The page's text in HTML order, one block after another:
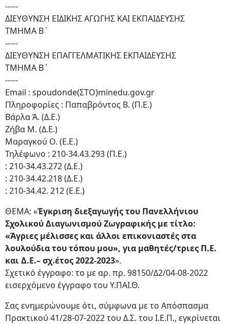
-----
ΔΙΕΥΘΥΝΣΗ ΕΙΔΙΚΗΣ ΑΓΩΓΗΣ ΚΑΙ ΕΚΠΑΙΔΕΥΣΗΣ
ΤΜΗΜΑ Β΄
-----
ΔΙΕΥΘΥΝΣΗ ΕΠΑΓΓΕΛΜΑΤΙΚΗΣ ΕΚΠΑΙΔΕΥΣΗΣ
ΤΜΗΜΑ Β΄
-----
Email : spoudonde(ΣΤΟ)minedu.gov.gr
Πληροφορίες : Παπαβρόντος Β. (Π.Ε.)
Βάρλα Ά. (Δ.Ε.)
Ζήβα Μ. (Δ.Ε.)
Μαραγκού Ο. (Ε.Ε.)
Τηλέφωνο : 210-34.43.293 (Π.Ε.)
: 210-34.43.272 (Δ.Ε.)
: 210-34.42.218 (Δ.Ε.)
: 210-34.42. 212 (Ε.Ε.)
ΘΕΜΑ: «Έγκριση διεξαγωγής του Πανελλήνιου
Σχολικού Διαγωνισμού Ζωγραφικής με τίτλο:
«Άγριες μέλισσες και άλλοι επικονιαστές στα
λουλούδια του τόπου μου», για μαθητές/τριες Π.Ε.
και Δ.Ε.– σχ.έτος 2022-2023».
Σχετικό έγγραφο: το με αρ. πρ. 98150/Δ2/04-08-2022
εισερχόμενο έγγραφο του Υ.ΠΑΙ.Θ.
Σας ενημερώνουμε ότι, σύμφωνα με το Απόσπασμα
Πρακτικού 41/28-07-2022 του Δ.Σ. του Ι.Ε.Π., εγκρίνεται